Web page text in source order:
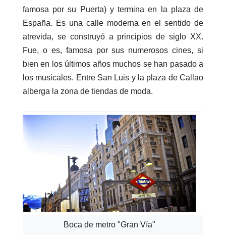
famosa por su Puerta) y termina en la plaza de
España. Es una calle moderna en el sentido de
atrevida, se construyó a principios de siglo XX.
Fue, o es, famosa por sus numerosos cines, si
bien en los últimos años muchos se han pasado a
los musicales. Entre San Luis y la plaza de Callao
alberga la zona de tiendas de moda.
Boca de metro "Gran Vía"